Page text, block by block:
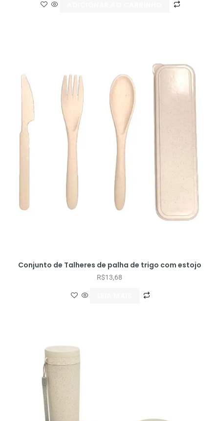
Conjunto de Talheres de palha de trigo com estojo
R$13,68